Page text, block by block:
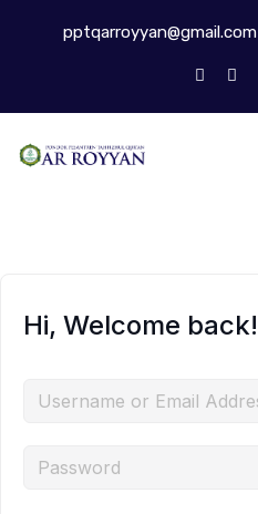
pptqarroyyan@gmail.com
Hi, Welcome back!